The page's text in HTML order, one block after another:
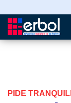
Pasar
PIDE